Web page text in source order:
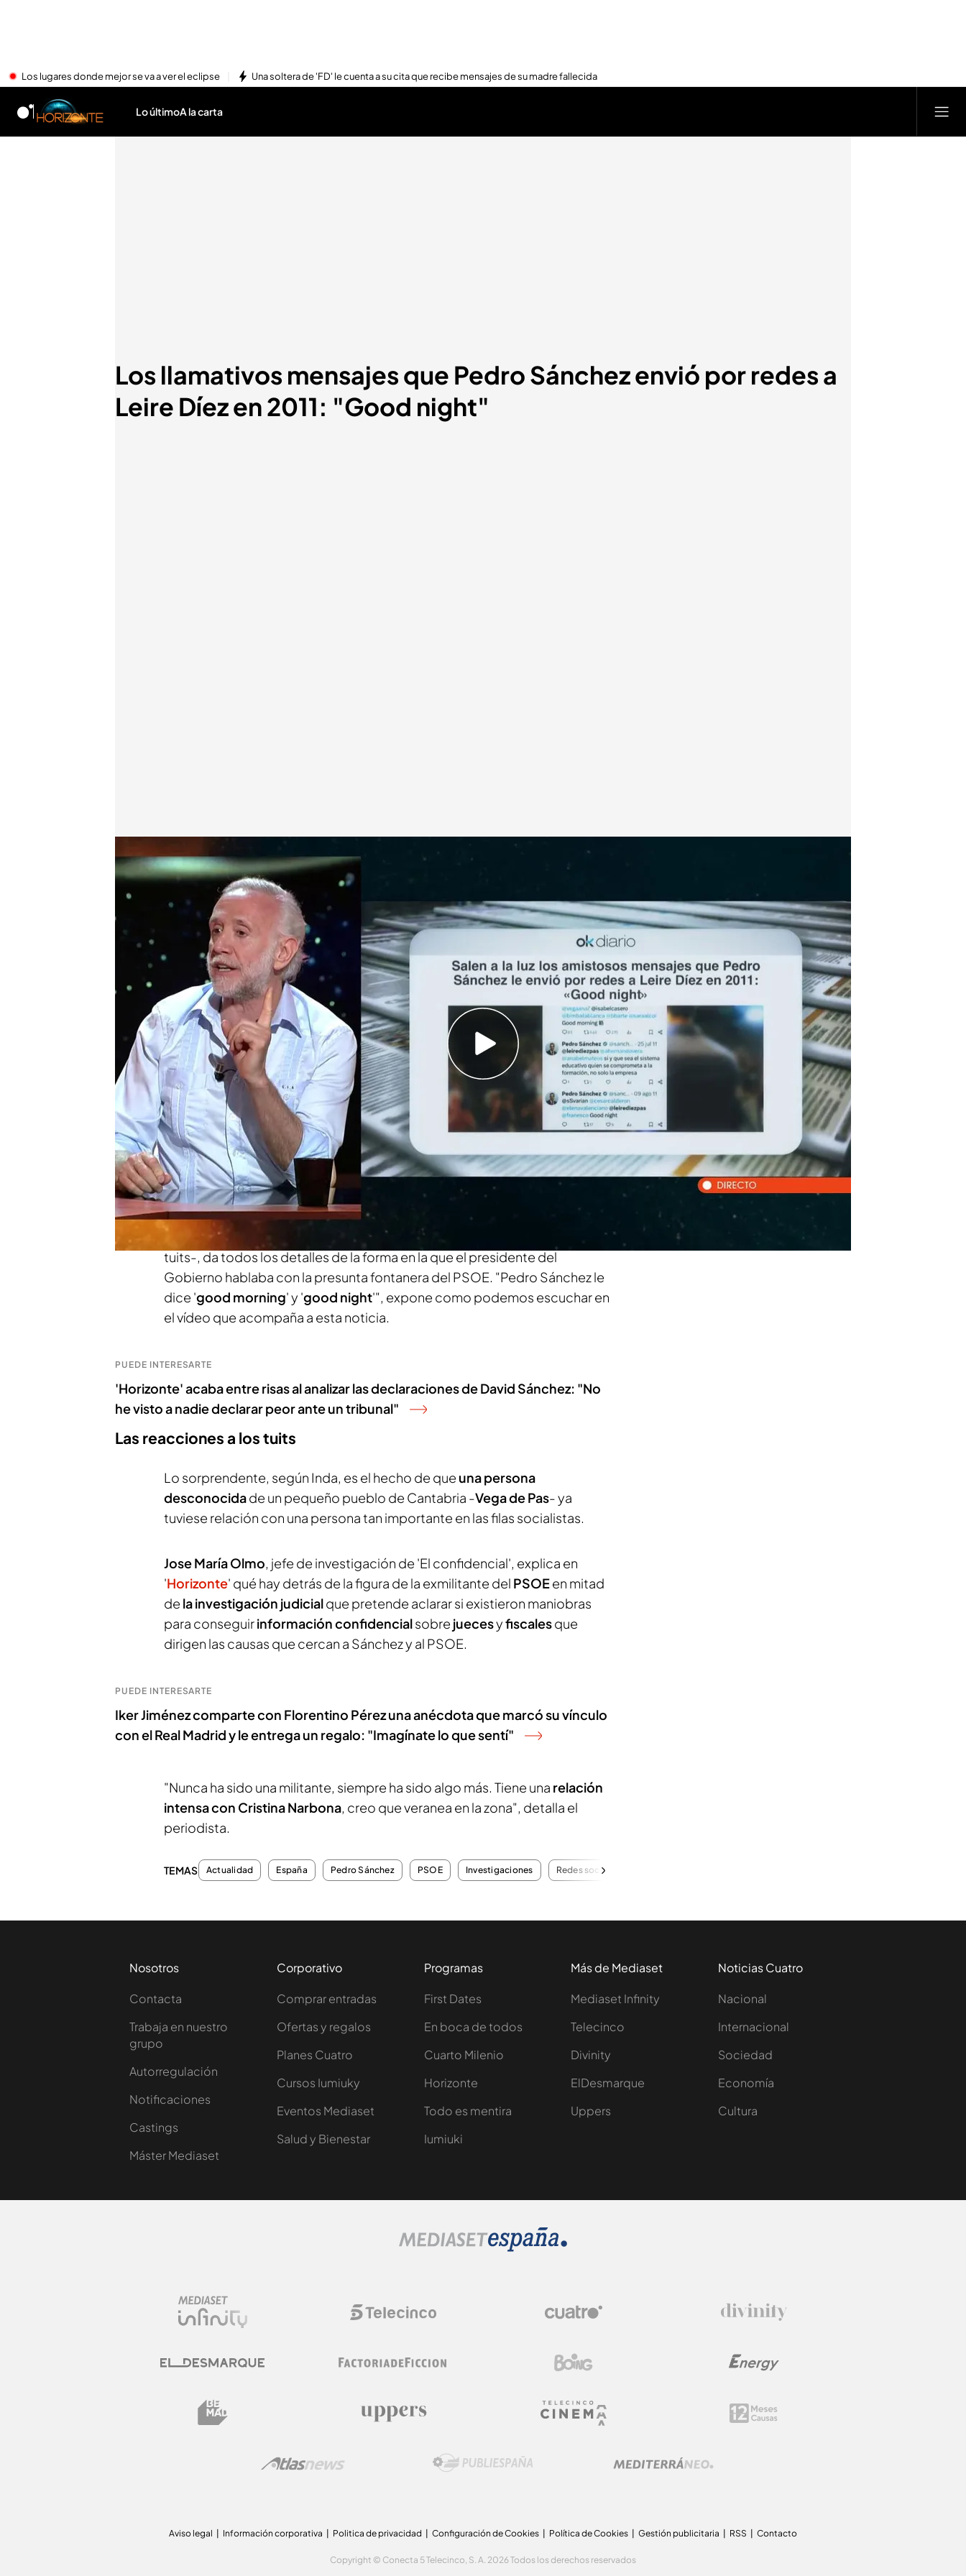
Los lugares donde mejor se va a ver el eclipse Una soltera de 'FD' le cuenta a su cita que recibe mensajes de su madre fallecida
Lo últimoA la carta
Los llamativos mensajes que Pedro Sánchez envió por redes a
Leire Díez en 2011: "Good night"
Miguel Salazar
Madrid, 08 JUN 2026 - 23:45h.
Eduardo Inda da detalles sobre los tuits que ahora han salido a la luz
Víctor de Aldama descifra las referencias a su persona en las agendas
intervenidas a Leire Díez: "Ahora enlazamos de dónde viene"
'Horizonte', en Mediaset Infinity
Compartir
Lahemeroteca
a veces ofrece informaciones relevantes que pueden
generar disparidad de opiniones y reacciones. En 'Horizonte' hemos
comentado los llamativos mensajes que Pedro Sánchez publicó en 'X' -
antes Twitter- dirigiéndose a Leire Díez en el año 2011.
Eduardo Inda Okdiario
' -el medio que ha rescatado esos
tuits-, da todos los detalles de la forma en la que el presidente del
Gobierno hablaba con la presunta fontanera del PSOE. "Pedro Sánchez le
dice 'good morning' y 'good night'", expone como podemos escuchar en
el vídeo que acompaña a esta noticia.
PUEDE INTERESARTE
'Horizonte' acaba entre risas al analizar las declaraciones de David Sánchez: "No
he visto a nadie declarar peor ante un tribunal"
Las reacciones a los tuits
Lo sorprendente, según Inda, es el hecho de que una persona
desconocidade un pequeño pueblo de Cantabria -Vega de Pas- ya
tuviese relación con una persona tan importante en las filas socialistas.
Jose María Olmo, jefe de investigación de 'El confidencial', explica en
'Horizonte' qué hay detrás de la figura de la exmilitante del PSOEen mitad
de la investigación judicialque pretende aclarar si existieron maniobras
para conseguirinformación confidencialsobre juecesyfiscalesque
dirigen las causas que cercan a Sánchez y al PSOE.
PUEDE INTERESARTE
Iker Jiménez comparte con Florentino Pérez una anécdota que marcó su vínculo
con el Real Madrid y le entrega un regalo: "Imagínate lo que sentí"
"Nunca ha sido una militante, siempre ha sido algo más. Tiene una relación
intensa con Cristina Narbona, creo que veranea en la zona", detalla el
periodista.
TEMAS Actualidad España Pedro Sánchez PSOE Investigaciones Redes sociales
Nosotros
Contacta
Trabaja en nuestro
grupo
Autorregulación
Notificaciones
Castings
Máster Mediaset
Corporativo
Comprar entradas
Ofertas y regalos
Planes Cuatro
Cursos Iumiuky
Eventos Mediaset
Salud y Bienestar
Programas
First Dates
En boca de todos
Cuarto Milenio
Horizonte
Todo es mentira
Iumiuki
Más de Mediaset
Mediaset Infinity
Telecinco
Divinity
ElDesmarque
Uppers
Noticias Cuatro
Nacional
Internacional
Sociedad
Economía
Cultura
Aviso legal Información corporativa Politica de privacidad Configuración de Cookies Política de Cookies Gestión publicitaria RSS Contacto
Copyright © Conecta 5 Telecinco, S. A. 2026 Todos los derechos reservados